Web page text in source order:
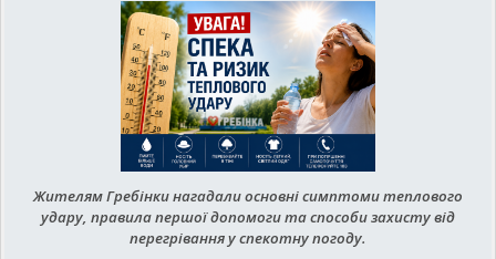
Жителям Гребінки нагадали основні симптоми теплового
удару, правила першої допомоги та способи захисту від
перегрівання у спекотну погоду.